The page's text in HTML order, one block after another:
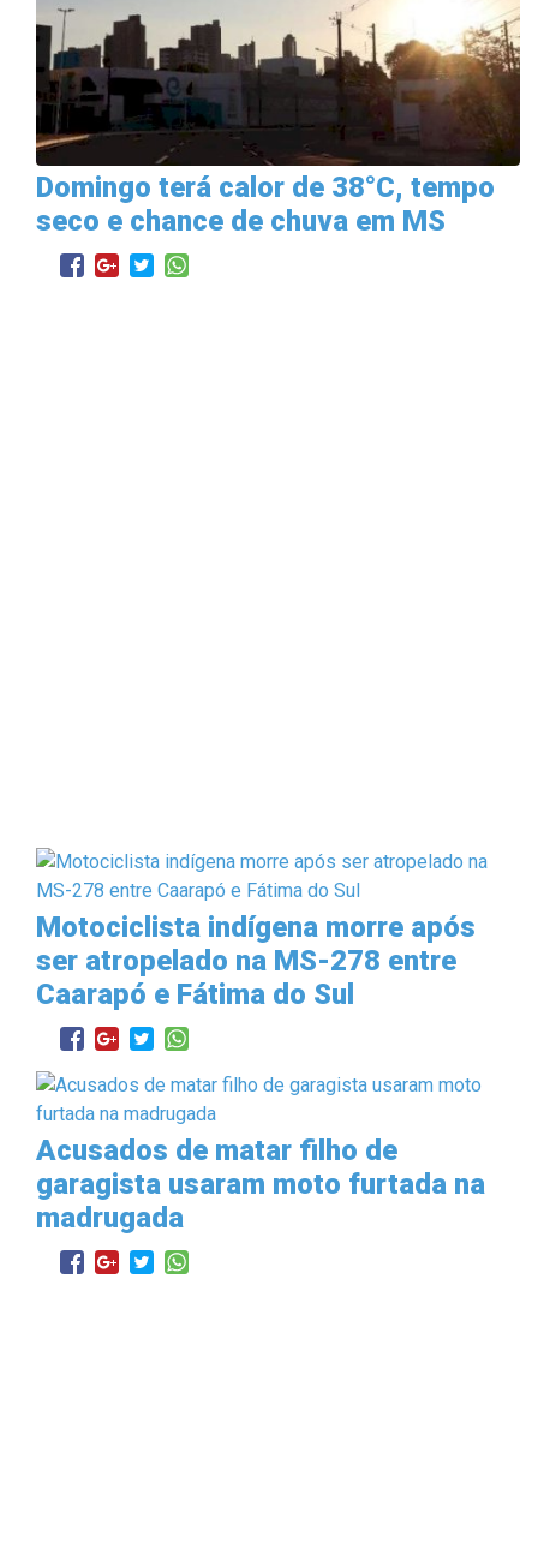
Domingo terá calor de 38°C, tempo
seco e chance de chuva em MS
Motociclista indígena morre após
ser atropelado na MS-278 entre
Caarapó e Fátima do Sul
Acusados de matar filho de
garagista usaram moto furtada na
madrugada